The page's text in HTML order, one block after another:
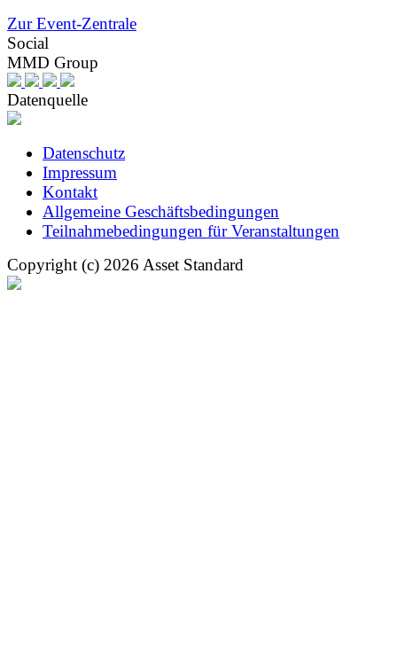
Zur Event-Zentrale
Social
MMD Group
Datenquelle
Datenschutz
Impressum
Kontakt
Allgemeine Geschäftsbedingungen
Teilnahmebedingungen für Veranstaltungen
Copyright (c) 2026 Asset Standard